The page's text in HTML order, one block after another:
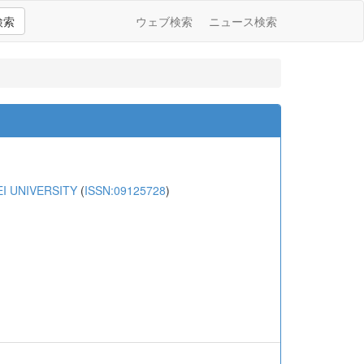
索 ウェブ検索 ニュース検索
UNIVERSITY (ISSN:09125728)